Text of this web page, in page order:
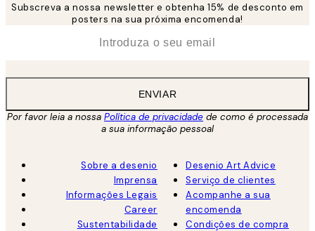
Subscreva a nossa newsletter e obtenha 15% de desconto em
posters na sua próxima encomenda!
ENVIAR
Por favor leia a nossa Política de privacidade de como é processada
a sua informação pessoal
Sobre a desenio
Imprensa
Informações Legais
Career
Sustentabilidade
Desenio Art Advice
Serviço de clientes
Acompanhe a sua
encomenda
Condições de compra